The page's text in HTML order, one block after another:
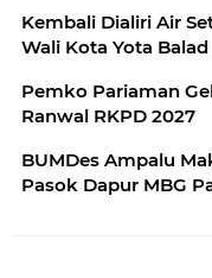
Kembali Dialiri Air
Wali Kota Yota
Pemko Pariaman
Ranwal RKPD 2027
BUMDes Ampalu
Pasok Dapur MBG